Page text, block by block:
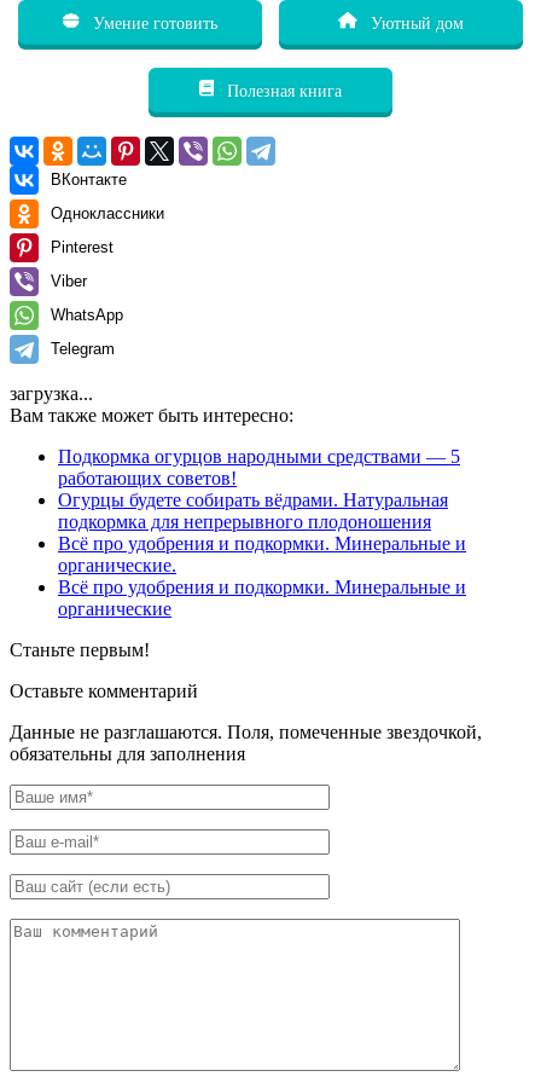
Умение готовить Уютный дом
Полезная книга
ВКонтакте
Одноклассники
Pinterest
Viber
WhatsApp
Telegram
загрузка...
Вам также может быть интересно:
Подкормка огурцов народными средствами — 5
работающих советов!
Огурцы будете собирать вёдрами. Натуральная
подкормка для непрерывного плодоношения
Всё про удобрения и подкормки. Минеральные и
органические.
Всё про удобрения и подкормки. Минеральные и
органические
Станьте первым!
Оставьте комментарий
Данные не разглашаются. Поля, помеченные звездочкой,
обязательны для заполнения